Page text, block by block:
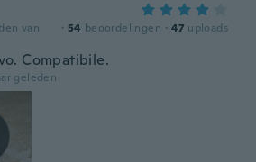
van
· 54 beoordelingen · 47 uploads
Compatibile.
geleden